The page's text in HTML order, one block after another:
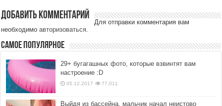
Добавить комментарий
Для отправки комментария вам
необходимоавторизоваться
Самое популярное
29+ бугагашных фото, которые взвинтят вам
настроение :D
05.12.2017 77,011
Выйдя из бассейна, мальчик начал неистово